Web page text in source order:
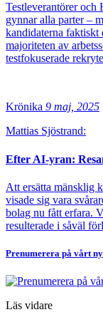
Testleverantörer och
gynnar alla parter –
kandidaterna faktiskt
majoriteten av
testfokuserade
Krönika 9 maj, 2025
Mattias Sjöstrand:
Efter AI-yran:
Att ersätta mänsklig
visade sig vara
bolag nu fått erfara.
resulterade i såväl
Prenumerera på vårt
Läs vidare